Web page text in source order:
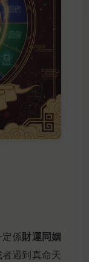
定係財運同姻
遇到真命天